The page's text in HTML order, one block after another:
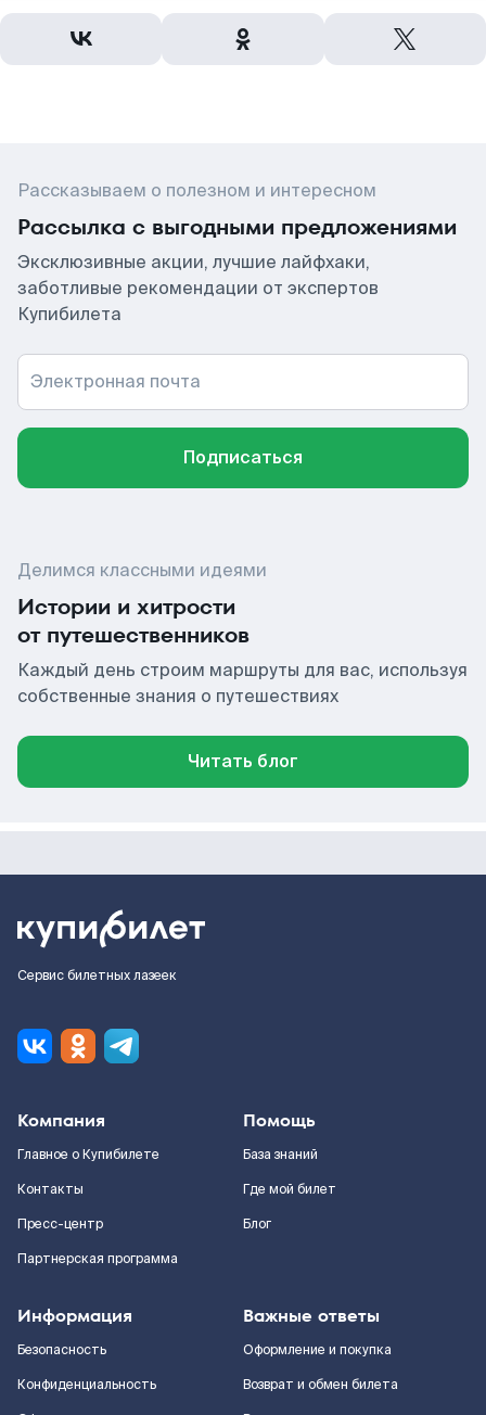
Рассказываем о полезном и интересном
Рассылка с выгодными предложениями
Эксклюзивные акции, лучшие лайфхаки,
заботливые рекомендации от экспертов
Купибилета
Электронная почта
Подписаться
Делимся классными идеями
Истории и хитрости
от путешественников
Каждый день строим маршруты для вас, используя
собственные знания о путешествиях
Читать блог
Сервис билетных лазеек
Компания
Главное о Купибилете
Контакты
Пресс-центр
Партнерская программа
Помощь
База знаний
Где мой билет
Блог
Информация
Безопасность
Конфиденциальность
Важные ответы
Оформление и покупка
Возврат и обмен билета